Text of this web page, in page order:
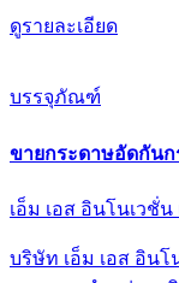
ดูรายละเอียด
บรรจุภัณฑ์
ขายกระดาษอัดกัน
เอ็ม เอส อินโนเวชั่
บริษัท เอ็ม เอส อิน